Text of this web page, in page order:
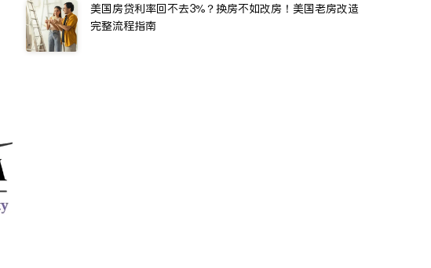
美国房贷利率回不去3%？换房不如改房！美国老房改造
完整流程指南